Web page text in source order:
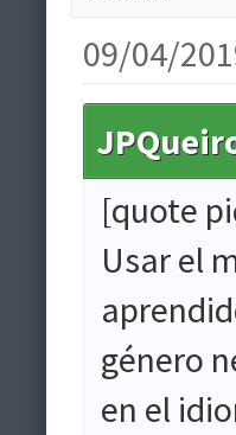
09/04/
[quote
Usar el
género
en el